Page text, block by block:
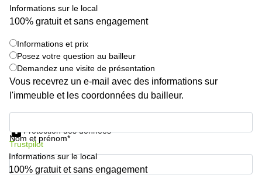
Coworking
Tournai
conférence
Bruxelles
Informations sur le local
100% gratuit et sans engagement
Informations et prix
Posez votre question au bailleur
Demandez une visite de présentation
Vous recevrez un e-mail avec des informations sur
l'immeuble et les coordonnées du bailleur.
Nom et prénom*
Protection des données
Trustpilot
Informations sur le local
100% gratuit et sans engagement